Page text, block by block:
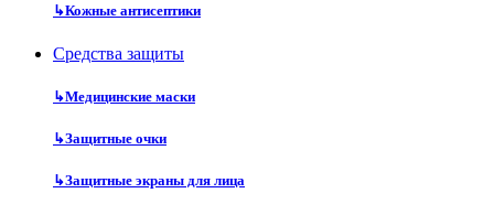
↳Кожные антисептики
Средства защиты
↳Медицинские маски
↳Защитные очки
↳Защитные экраны для лица